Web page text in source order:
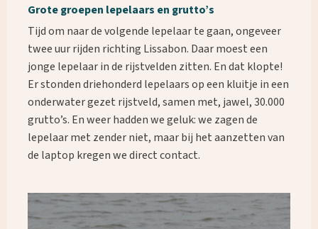
Grote groepen lepelaars en grutto’s
Tijd om naar de volgende lepelaar te gaan, ongeveer
twee uur rijden richting Lissabon. Daar moest een
jonge lepelaar in de rijstvelden zitten. En dat klopte!
Er stonden driehonderd lepelaars op een kluitje in een
onderwater gezet rijstveld, samen met, jawel, 30.000
grutto’s. En weer hadden we geluk: we zagen de
lepelaar met zender niet, maar bij het aanzetten van
de laptop kregen we direct contact.